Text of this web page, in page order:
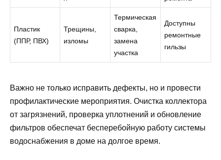
Пластик
(ППР, ПВХ)
Трещины,
изломы
Термическая
сварка,
замена
участка
Доступны
ремонтные
гильзы
Важно не только исправить дефекты, но и провести
профилактические мероприятия. Очистка коллектора
от загрязнений, проверка уплотнений и обновление
фильтров обеспечат бесперебойную работу системы
водоснабжения в доме на долгое время.